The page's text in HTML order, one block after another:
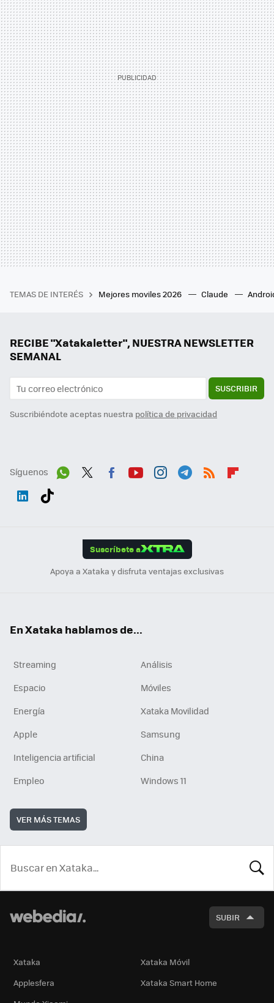
TEMAS DE INTERÉS Mejores moviles 2026 Claude
RECIBE "Xatakaletter", NUESTRA NEWSLETTER
SEMANAL
SUSCRIBIR
Suscribiéndote aceptas nuestra política de privacidad
Síguenos
Suscríbete a
Apoya a Xataka y disfruta ventajas exclusivas
En Xataka hablamos de...
Streaming
Análisis
Espacio
Móviles
Energía
Xataka Movilidad
Apple
Samsung
Inteligencia artificial
China
Empleo
Windows 11
VER MÁS TEMAS
SUBIR
Xataka
Xataka Móvil
Applesfera
Xataka Smart Home